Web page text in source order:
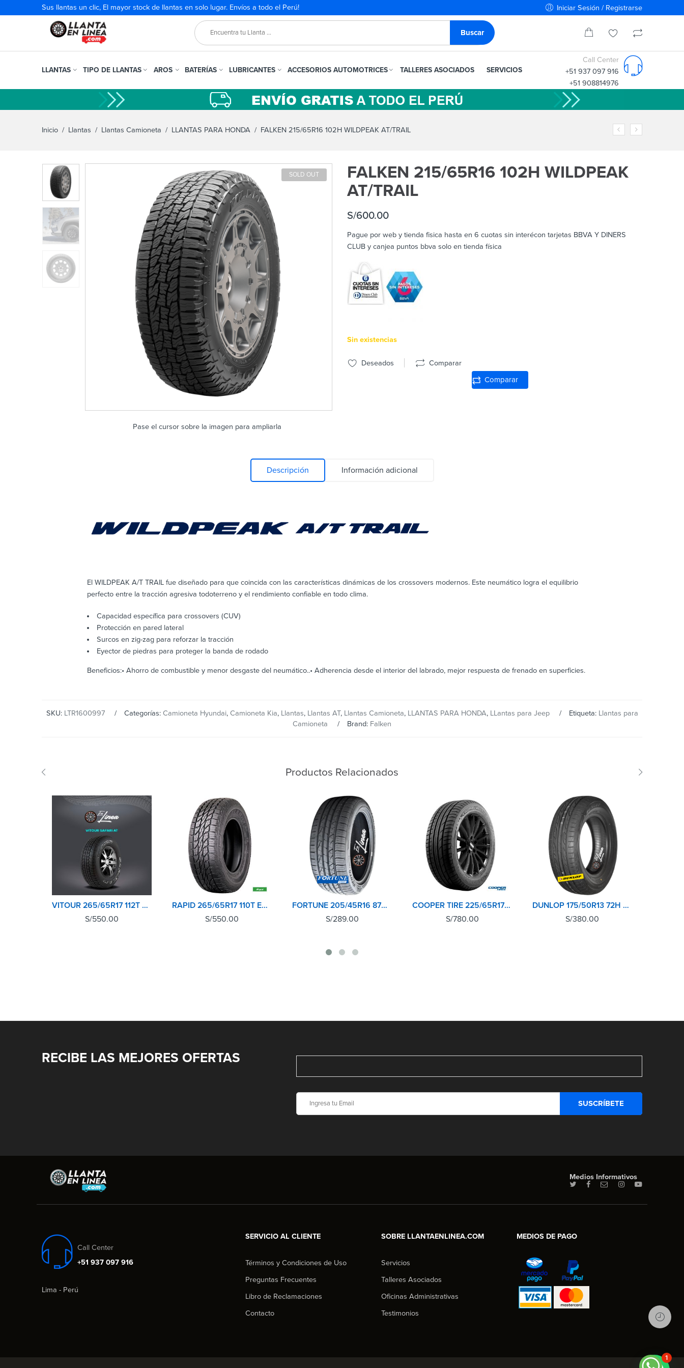
Sus llantas un clic, El mayor stock de llantas en solo lugar. Envíos a todo el Perú! Iniciar Sesión / Registrarse
LLANTAS TIPO DE LLANTAS AROS BATERÍAS LUBRICANTES ACCESORIOS AUTOMOTRICES TALLERES ASOCIADOS SERVICIOS
Call Center
+51 937 097 916
+51 908814976
Inicio / Llantas / Llantas Camioneta / LLANTAS PARA HONDA / FALKEN 215/65R16 102H WILDPEAK AT/TRAIL
SOLD OUT
Pase el cursor sobre la imagen para ampliarla
FALKEN 215/65R16 102H WILDPEAK
AT/TRAIL
S/600.00
Pague por web y tienda fisica hasta en 6 cuotas sin interécon tarjetas BBVA Y DINERS
CLUB y canjea puntos bbva solo en tienda física
Sin existencias
Deseados Comparar
Comparar
Descripción Información adicional
El WILDPEAK A/T TRAIL fue diseñado para que coincida con las características dinámicas de los crossovers modernos. Este neumático logra el equilibrio
perfecto entre la tracción agresiva todoterreno y el rendimiento confiable en todo clima.
Capacidad específica para crossovers (CUV)
Protección en pared lateral
Surcos en zig-zag para reforzar la tracción
Eyector de piedras para proteger la banda de rodado
Beneficios:• Ahorro de combustible y menor desgaste del neumático..• Adherencia desde el interior del labrado, mejor respuesta de frenado en superficies.
SKU: LTR1600997 Categorías: Camioneta Hyundai, Camioneta Kia, Llantas, Llantas AT, Llantas Camioneta, LLANTAS PARA HONDA, LLantas para Jeep Etiqueta: Llantas para
Camioneta
Brand: Falken
Productos Relacionados
VITOUR 265/65R17 112T SAFARI ATX
S/550.00
RAPID 265/65R17 110T ECOLANDER AT
S/550.00
FORTUNE 205/45R16 87W UHP VIENTO
S/289.00
COOPER TIRE 225/65R17 102H EVOLUTION SPORT
S/780.00
DUNLOP 175/50R13 72H SP SPORT LM704 TH
S/380.00
RECIBE LAS MEJORES OFERTAS
Medios Informativos
Call Center
+51 937 097 916
Lima - Perú
SERVICIO AL CLIENTE
Términos y Condiciones de Uso
Preguntas Frecuentes
Libro de Reclamaciones
Contacto
SOBRE LLANTAENLINEA.COM
Servicios
Talleres Asociados
Oficinas Administrativas
Testimonios
MEDIOS DE PAGO
1